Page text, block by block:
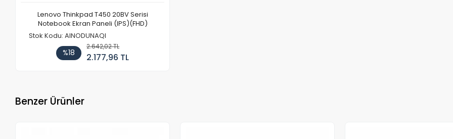
Lenovo Thinkpad T450 20BV Serisi
Notebook Ekran Paneli (IPS)(FHD)
Stok Kodu: AINODUNAQI
%18
2.642,02 TL
2.177,96 TL
Benzer Ürünler